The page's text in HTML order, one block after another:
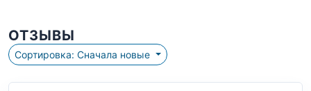
ОТЗЫВЫ
Сортировка: Сначала новые